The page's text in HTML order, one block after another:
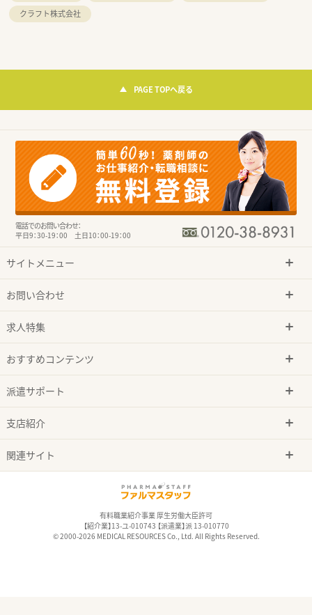
クラフト株式会社
PAGE TOPへ戻る
電話でのお問い合わせ：
平日9：30-19：00 土日10：00-19：00
サイトメニュー
お問い合わせ
求人特集
おすすめコンテンツ
派遣サポート
支店紹介
関連サイト
有料職業紹介事業 厚生労働大臣許可
【紹介業】13-ユ-010743 【派遣業】派 13-010770
© 2000-2026 MEDICAL RESOURCES Co., Ltd. All Rights Reserved.